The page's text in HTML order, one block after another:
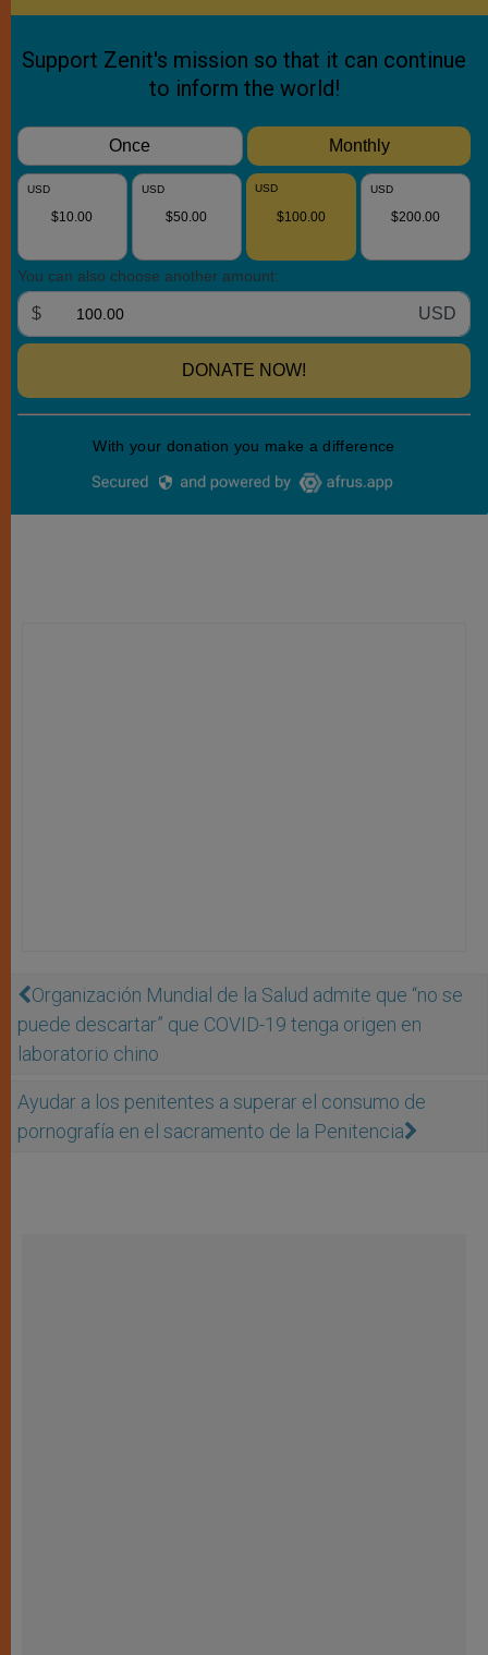
Organización Mundial de la Salud admite que “no se
puede descartar” que COVID-19 tenga origen en
laboratorio chino
Ayudar a los penitentes a superar el consumo de
pornografía en el sacramento de la Penitencia